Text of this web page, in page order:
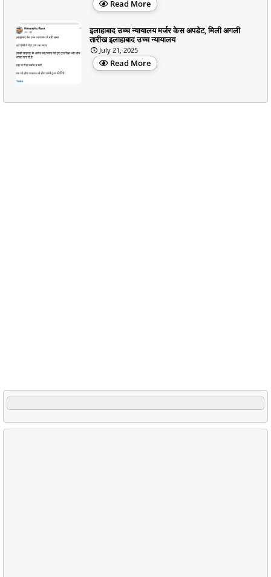
Read More
इलाहाबाद उच्च न्यायालय मर्जर केस अपडेट, मिली अगली
तारीख इलाहाबाद उच्च न्यायालय
July 21, 2025
Read More